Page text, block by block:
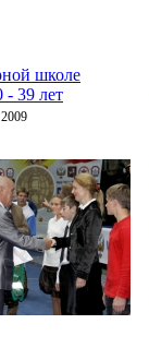
школе
- 39 лет